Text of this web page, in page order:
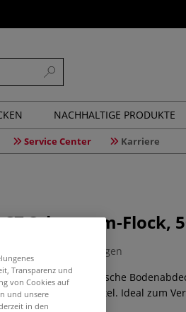
NACHHALTIGE PRODUKTE
Service Center Karriere
Schwamm-Flock,
0 Bewertungen
Realistische
im 50 g Beutel. Ideal zum
Transparenz und
von Cookies auf
und unsere
in den